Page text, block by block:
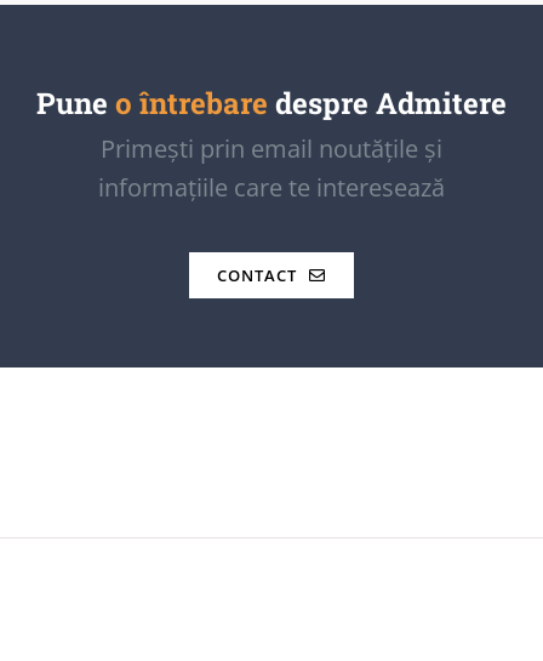
Pune o întrebare despre Admitere
Primești prin email noutățile și
informațiile care te interesează
CONTACT